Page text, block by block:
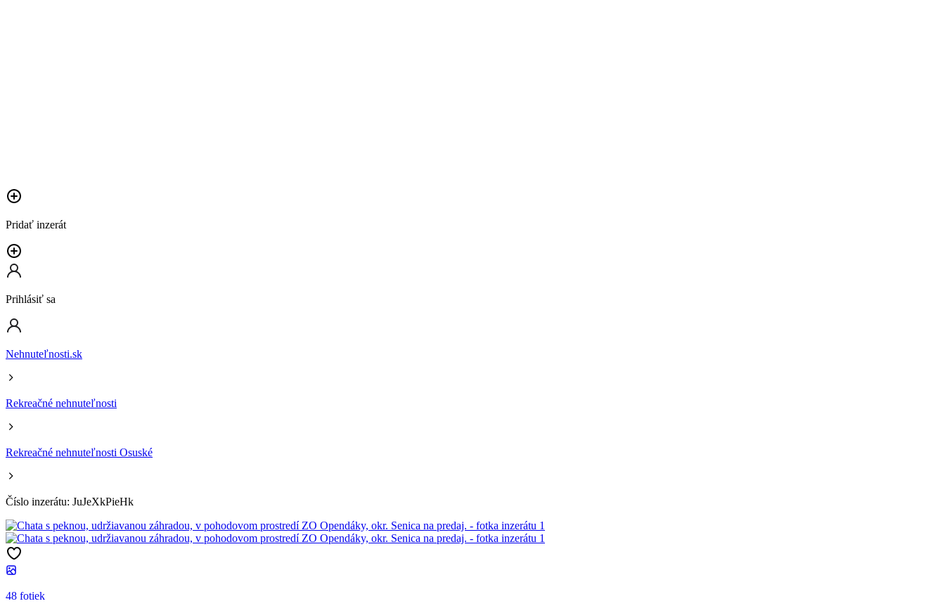
Pridať inzerát
Prihlásiť sa
Nehnuteľnosti.sk
Rekreačné nehnuteľnosti
Rekreačné nehnuteľnosti Osuské
Číslo inzerátu: JuJeXkPieHk
48 fotiek